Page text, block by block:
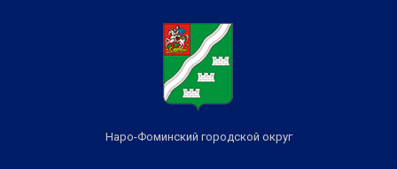
Наро-Фоминский городской округ